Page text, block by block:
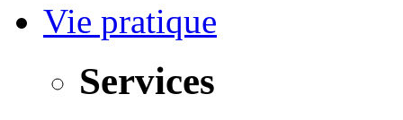
Vie pratique
Services